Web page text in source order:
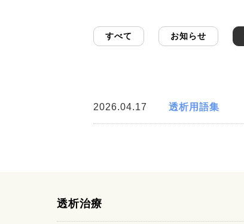
すべて お知らせ
2026.04.17 透析用語集
透析治療